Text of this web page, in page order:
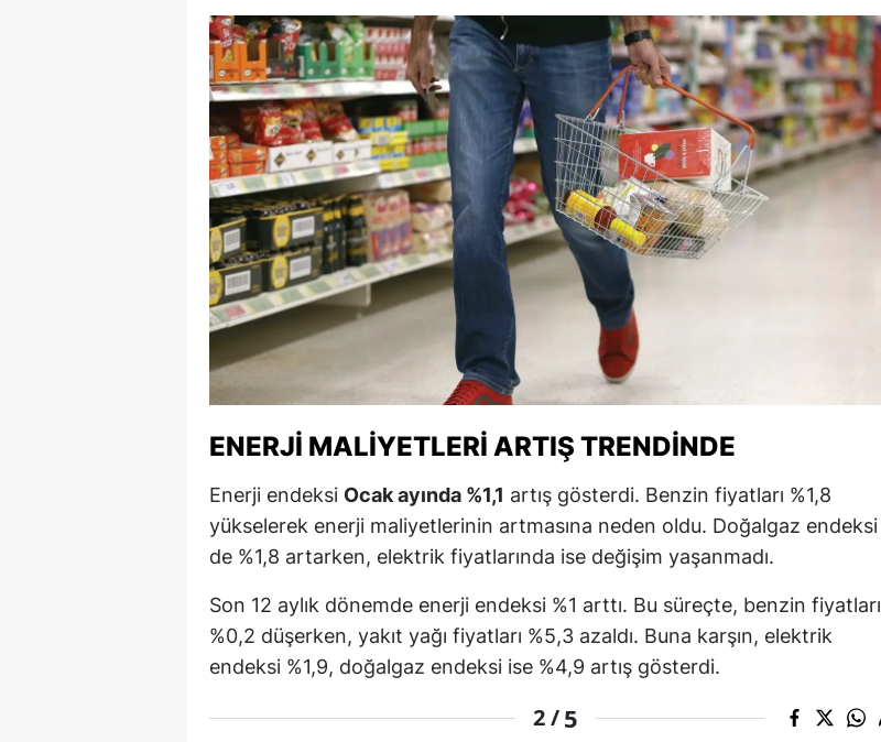
Giresun
Gümüşhane
Hakkari
Hatay
Isparta
Mersin
İstanbul
İzmir
Kastamonu
Kayseri
Kırklareli
Kırşehir
Kocaeli
Kütahya
ENERJI MALIYETLERI ARTIŞ TRENDINDE
Enerji endeksi Ocak ayında %1,1 artış gösterdi. Benzin fiyatları %1,8
yükselerek enerji maliyetlerinin artmasına neden oldu. Doğalgaz endeksi
de %1,8 artarken, elektrik fiyatlarında ise değişim yaşanmadı.
Son 12 aylık dönemde enerji endeksi %1 arttı. Bu süreçte, benzin fiyatları
%0,2 düşerken, yakıt yağı fiyatları %5,3 azaldı. Buna karşın, elektrik
endeksi %1,9, doğalgaz endeksi ise %4,9 artış gösterdi.
2 /5